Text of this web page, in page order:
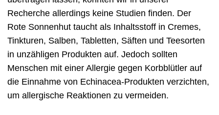
Recherche allerdings keine Studien finden. Der
Rote Sonnenhut taucht als Inhaltsstoff in Cremes,
Tinkturen, Salben, Tabletten, Säften und Teesorten
in unzähligen Produkten auf. Jedoch sollten
Menschen mit einer Allergie gegen Korbblütler auf
die Einnahme von Echinacea-Produkten verzichten,
um allergische Reaktionen zu vermeiden.